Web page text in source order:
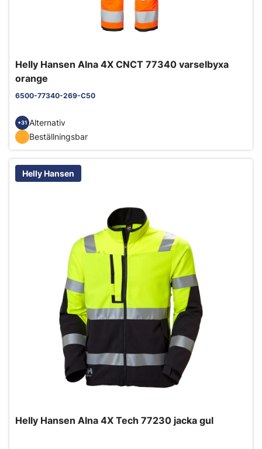
Helly Hansen Alna 4X CNCT 77340 varselbyxa
orange
6500-77340-269-C50
+31 Alternativ
Beställningsbar
Helly Hansen
Helly Hansen Alna 4X Tech 77230 jacka gul